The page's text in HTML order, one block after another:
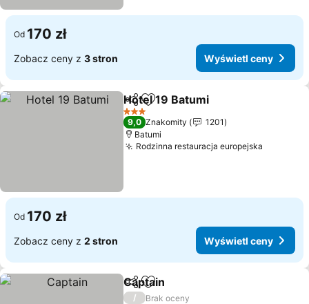
Od 170 zł
Zobacz ceny z 3 stron Wyświetl ceny
Udostępnij
Dodaj do ulubionych
Hotel 19 Batumi
3 Kategoria
9,0 Znakomity
1201
Batumi
Rodzinna restauracja europejska
Od 170 zł
Zobacz ceny z 2 stron Wyświetl ceny
UdostępnijDodaj do ulubionych
Captain
/
Brak oceny